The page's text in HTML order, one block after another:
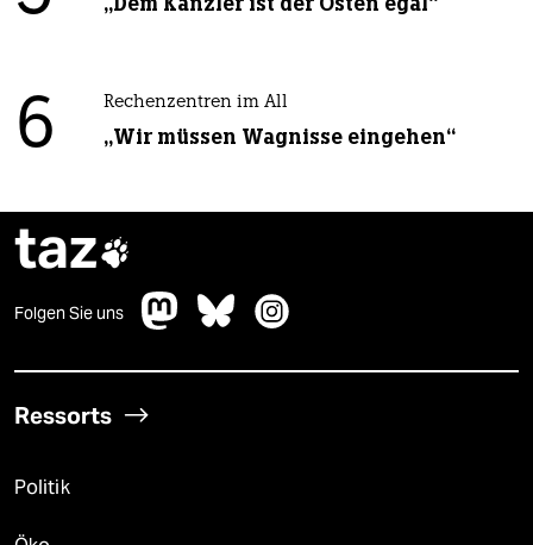
6 Rechenzentren im All
„Wir müssen Wagnisse eingehen“
taz
Folgen Sie uns
Ressorts
Politik